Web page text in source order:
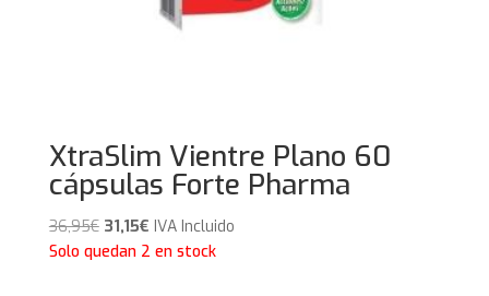
XtraSlim Vientre Plano 60
cápsulas Forte Pharma
36,95€ El
precio
31,15€El
precio
IVA Incluido
Solo quedan 2 en stock